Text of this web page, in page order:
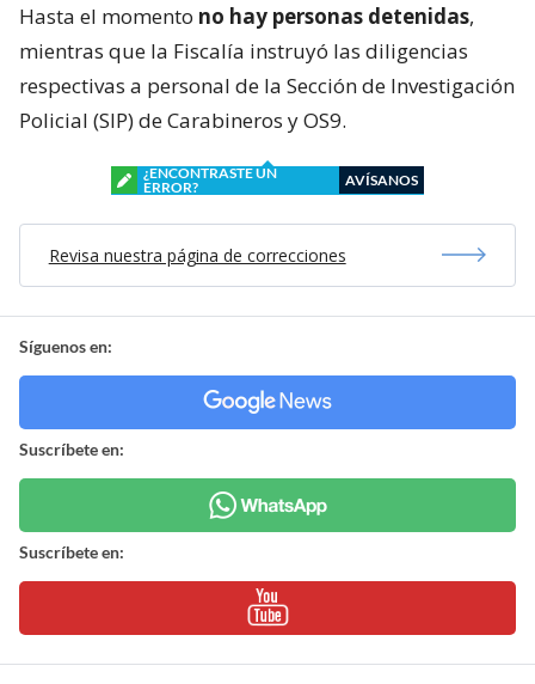
Hasta el momento no hay personas detenidas,
mientras que la Fiscalía instruyó las diligencias
respectivas a personal de la Sección de Investigación
Policial (SIP) de Carabineros y OS9.
¿ENCONTRASTE UN
ERROR?
AVÍSANOS
Revisa nuestra página de correcciones
Síguenos en:
Suscríbete en:
Suscríbete en: